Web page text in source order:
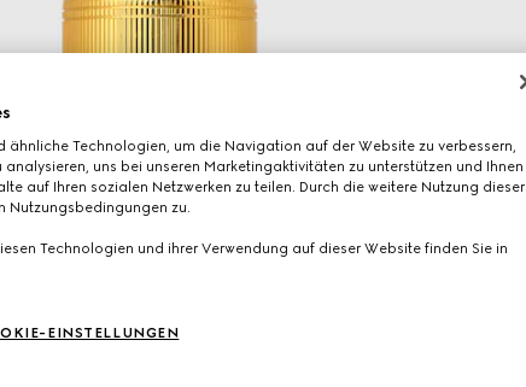
ähnliche Technologien, um die Navigation auf der Website zu verbessern,
uns bei unseren Marketingaktivitäten zu unterstützen und Ihnen
auf Ihren sozialen Netzwerken zu teilen. Durch die weitere Nutzung dieser
Nutzungsbedingungen zu.
Technologien und ihrer Verwendung auf dieser Website finden Sie in
EINSTELLUNGEN